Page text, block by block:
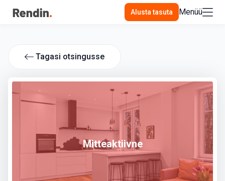
Alusta tasuta Menüü
Tagasi otsingusse
Mitteaktiivne